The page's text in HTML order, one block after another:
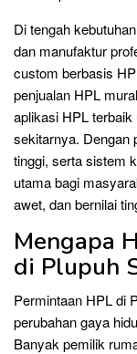
Di tengah
dan manufaktur
custom berbasis
penjualan HPL
aplikasi HPL
sekitarnya. Dengan
tinggi, serta sistem
utama bagi
awet, dan bernilai
Mengapa
di Plupuh
Permintaan HPL di
perubahan gaya
Banyak pemilik